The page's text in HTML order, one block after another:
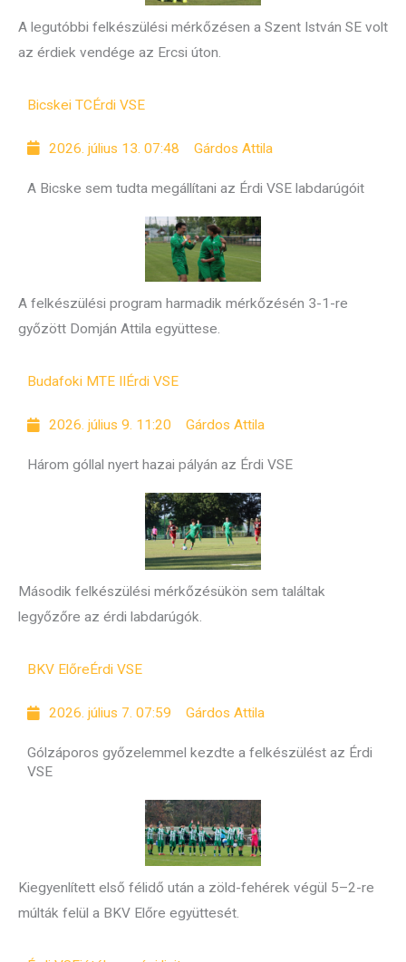
A legutóbbi felkészülési mérkőzésen a Szent István SE volt
az érdiek vendége az Ercsi úton.
Bicskei TCÉrdi VSE
2026. július 13. 07:48 Gárdos Attila
A Bicske sem tudta megállítani az Érdi VSE labdarúgóit
A felkészülési program harmadik mérkőzésén 3-1-re
győzött Domján Attila együttese.
Budafoki MTE IIÉrdi VSE
2026. július 9. 11:20 Gárdos Attila
Három góllal nyert hazai pályán az Érdi VSE
Második felkészülési mérkőzésükön sem találtak
legyőzőre az érdi labdarúgók.
BKV Előre Érdi VSE
2026. július 7. 07:59 Gárdos Attila
Gólzáporos győzelemmel kezdte a felkészülést az Érdi
VSE
Kiegyenlített első félidő után a zöld-fehérek végül 5–2-re
múlták felül a BKV Előre együttesét.